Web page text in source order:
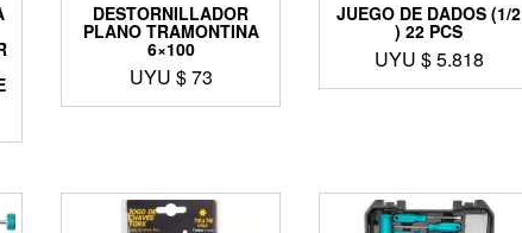
DESTORNILLADOR
PLANO TRAMONTINA
6×100
UYU $73
JUEGO DE DADOS (1/2
) 22 PCS
UYU $5.818